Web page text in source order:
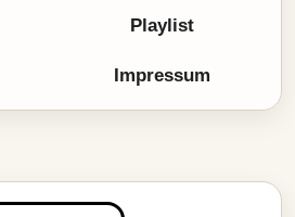
Playlist
Impressum